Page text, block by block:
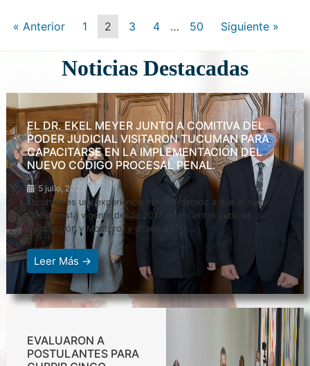
« Anterior 1 2 3 4 … 50 Siguiente »
Noticias Destacadas
EL DR. EKEL MEYER JUNTO A COMITIVA DEL
PODER JUDICIAL VISITARON TUCUMAN PARA
CAPACITARSE EN LA IMPLEMENTACIÓN DEL
NUEVO CÓDIGO PROCESAL PENAL.
5 julio, 2022
Tucumán es una experiencia modelo debido a que el nuevo
Código está vigente desde 2017 en el Centro Judicial
Concepción y Montero, y desde 2020 …
Leer Más →
EVALUARON A
POSTULANTES PARA